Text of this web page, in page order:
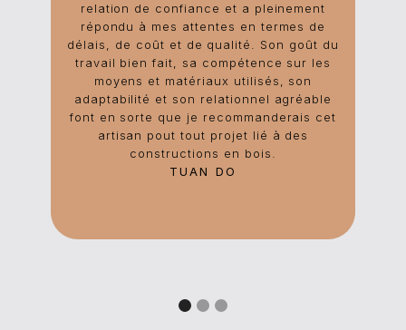
relation de confiance et a pleinement
répondu à mes attentes en termes de
délais, de coût et de qualité. Son goût du
travail bien fait, sa compétence sur les
moyens et matériaux utilisés, son
adaptabilité et son relationnel agréable
font en sorte que je recommanderais cet
artisan pout tout projet lié à des
constructions en bois.
TUAN DO